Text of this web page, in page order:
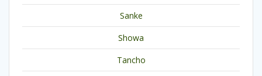
Sanke
Showa
Tancho